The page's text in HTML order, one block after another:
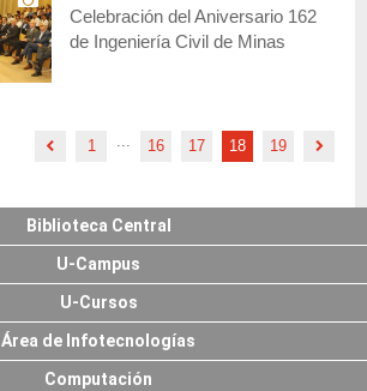
Celebración del Aniversario 162
de Ingeniería Civil de Minas
1 ... 16 17 18 19
Biblioteca Central
U-Campus
U-Cursos
Área de Infotecnologías
Computación